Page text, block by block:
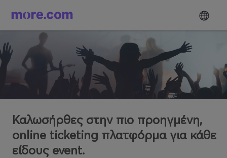
Καλωσήρθες στην πιο προηγμένη,
online ticketing πλατφόρμα για κάθε
είδους event.